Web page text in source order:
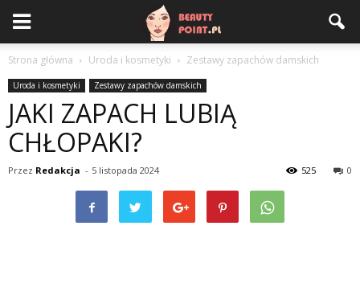
Strona główna Uroda i kosmetyki Zestawy zapachów damskich
Uroda i kosmetyki Zestawy zapachów damskich
JAKI ZAPACH LUBIĄ
CHŁOPAKI?
Przez Redakcja - 5 listopada 2024 0
525